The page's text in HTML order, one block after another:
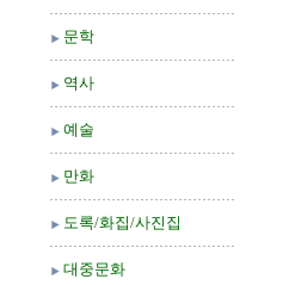
문학
역사
예술
만화
도록/화집/사진집
대중문화